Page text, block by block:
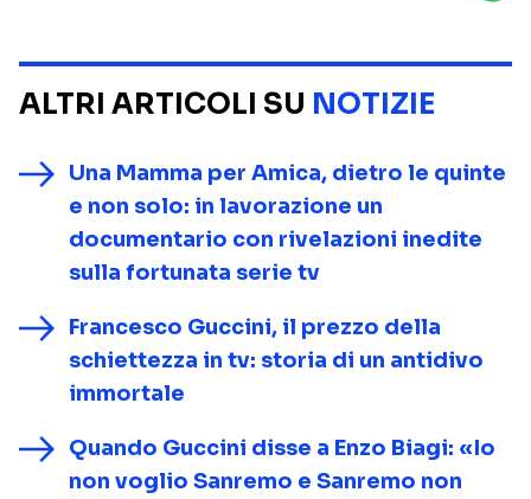
ALTRI ARTICOLI SU NOTIZIE
Una Mamma per Amica, dietro le quinte
e non solo: in lavorazione un
documentario con rivelazioni inedite
sulla fortunata serie tv
Francesco Guccini, il prezzo della
schiettezza in tv: storia di un antidivo
immortale
Quando Guccini disse a Enzo Biagi: «Io
non voglio Sanremo e Sanremo non